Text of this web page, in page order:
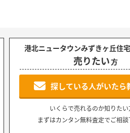
港北ニュータウンみずきヶ丘住
売りたい方
探している人がいたら
いくらで売れるのか知りた
まずはカンタン無料査定でご相談